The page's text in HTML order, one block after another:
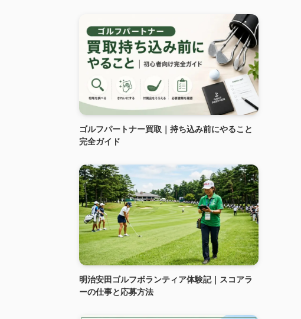
ゴルフパートナー買取｜持ち込み前にやること
完全ガイド
明治安田ゴルフボランティア体験記｜スコアラ
ーの仕事と応募方法